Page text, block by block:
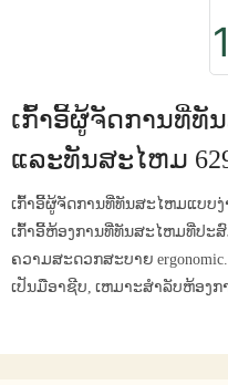
ເກົ້າອີ້ຜູ້ຈັດການທີ່ທັ
ແລະທັນສະໄຫມ 629
ເກົ້າອີ້ຜູ້ຈັດການທີ່ທັນສະໄຫມແບບງ່
ເກົ້າອີ້ຫ້ອງການທີ່ທັນສະໄຫມທີ່ປະ
ຄວາມສະດວກສະບາຍ
ເປັນມືອາຊີບ, ເຫມາະສໍາລັບຫ້ອງ